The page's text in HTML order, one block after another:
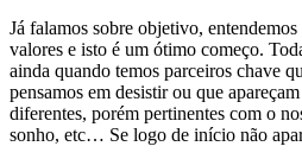
Já falamos sobre objetivo,
valores e isto é um ótimo começo.
ainda quando temos parceiros chave
pensamos em desistir ou que
diferentes, porém pertinentes com o
sonho, etc… Se logo de início não